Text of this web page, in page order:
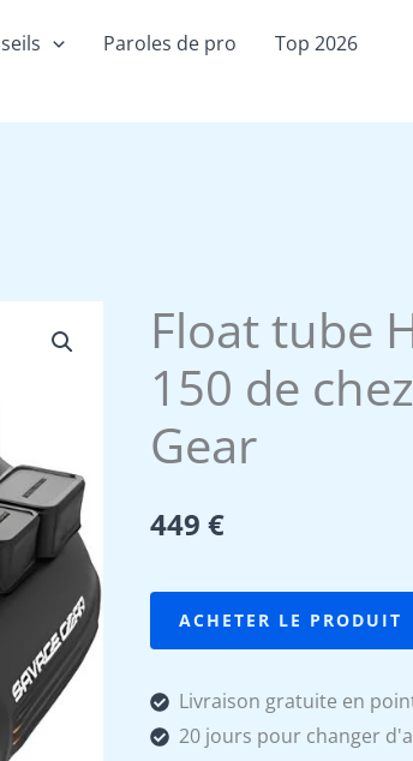
Paroles de pro
Top 2026
Float tube
150 de
Gear
449€
ACHETER LE PRODUIT
Livraison gratuite en
20 jours pour changer